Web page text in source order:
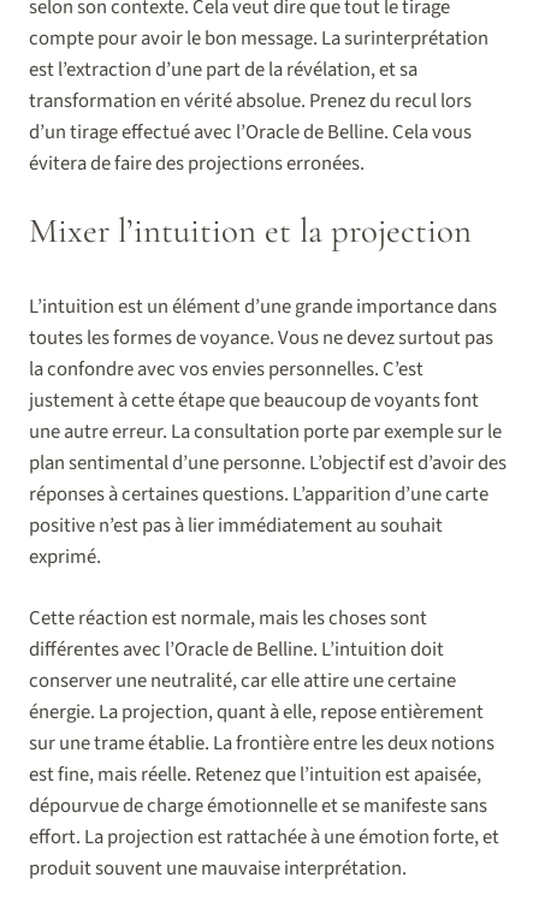
selon son contexte. Cela veut dire que tout le tirage
compte pour avoir le bon message. La surinterprétation
est l’extraction d’une part de la révélation, et sa
transformation en vérité absolue. Prenez du recul lors
d’un tirage effectué avec l’Oracle de Belline. Cela vous
évitera de faire des projections erronées.
Mixer l’intuition et la projection
L’intuition est un élément d’une grande importance dans
toutes les formes de voyance. Vous ne devez surtout pas
la confondre avec vos envies personnelles. C’est
justement à cette étape que beaucoup de voyants font
une autre erreur. La consultation porte par exemple sur le
plan sentimental d’une personne. L’objectif est d’avoir des
réponses à certaines questions. L’apparition d’une carte
positive n’est pas à lier immédiatement au souhait
exprimé.
Cette réaction est normale, mais les choses sont
différentes avec l’Oracle de Belline. L’intuition doit
conserver une neutralité, car elle attire une certaine
énergie. La projection, quant à elle, repose entièrement
sur une trame établie. La frontière entre les deux notions
est fine, mais réelle. Retenez que l’intuition est apaisée,
dépourvue de charge émotionnelle et se manifeste sans
effort. La projection est rattachée à une émotion forte, et
produit souvent une mauvaise interprétation.